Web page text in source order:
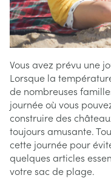
Vous avez prévu une
Lorsque la
de nombreuses
journée où vous
construire des
toujours amusante.
cette journée pour
quelques articles
votre sac de plage.